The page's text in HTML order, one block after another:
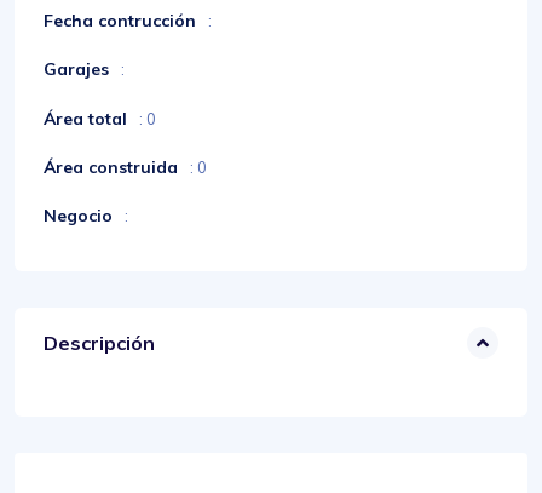
Fecha contrucción :
Garajes :
Área total : 0
Área construida : 0
Negocio :
Descripción